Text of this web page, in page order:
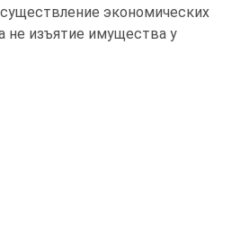
экономических
не изъятие имущества у